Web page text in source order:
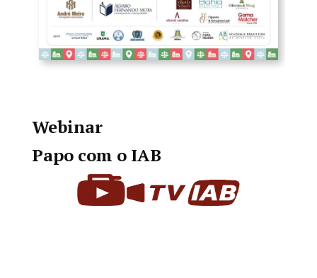
Webinar
Papo com o IAB